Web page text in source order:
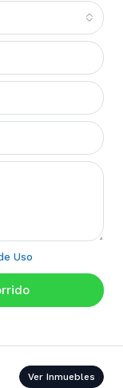
Uso
Ver Inmuebles